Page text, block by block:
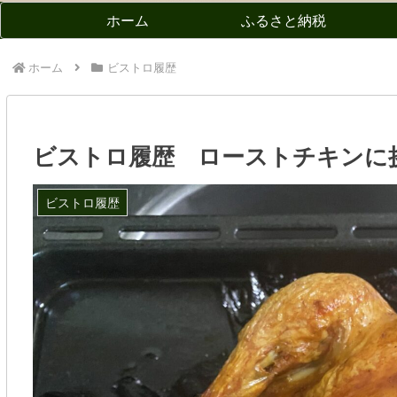
ホーム ふるさと納税
ホーム ビストロ履歴
ビストロ履歴 ローストチキンに
ビストロ履歴